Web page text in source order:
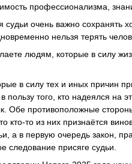
профессионализма,
судьи очень важно сохранять
нельзя терять
людям, которые в силу
в силу тех и иных причин
пользу того, кто надеялся
Обе противоположные
кто-то из них признаётся
а в первую очередь закон,
следование присяге судьи.